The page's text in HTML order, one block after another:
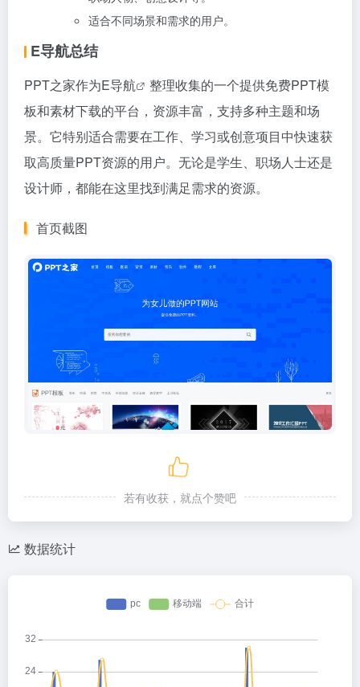
适合不同场景和需求的用户。
E导航总结
PPT之家作为E导航
整理收集的一个提供免费PPT模
板和素材下载的平台，资源丰富，支持多种主题和场
景。它特别适合需要在工作、学习或创意项目中快速获
取高质量PPT资源的用户。无论是学生、职场人士还是
设计师，都能在这里找到满足需求的资源。
首页截图
若有收获，就点个赞吧
数据统计